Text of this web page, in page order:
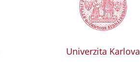
Univerzita Karlova